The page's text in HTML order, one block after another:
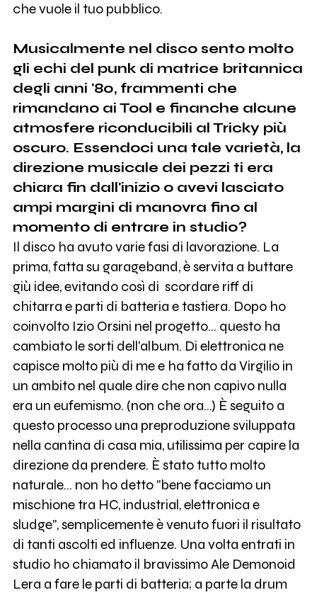
che vuole il tuo pubblico.
Musicalmente nel disco sento molto
gli echi del punk di matrice britannica
degli anni '80, frammenti che
rimandano ai Tool e finanche alcune
atmosfere riconducibili al Tricky più
oscuro. Essendoci una tale varietà, la
direzione musicale dei pezzi ti era
chiara fin dall'inizio o avevi lasciato
ampi margini di manovra fino al
momento di entrare in studio?
Il disco ha avuto varie fasi di lavorazione. La
prima, fatta su garageband, è servita a buttare
giù idee, evitando così di scordare riff di
chitarra e parti di batteria e tastiera. Dopo ho
coinvolto Izio Orsini nel progetto... questo ha
cambiato le sorti dell'album. Di elettronica ne
capisce molto più di me e ha fatto da Virgilio in
un ambito nel quale dire che non capivo nulla
era un eufemismo. (non che ora...) È seguito a
questo processo una preproduzione sviluppata
nella cantina di casa mia, utilissima per capire la
direzione da prendere. È stato tutto molto
naturale... non ho detto "bene facciamo un
mischione tra HC, industrial, elettronica e
sludge", semplicemente è venuto fuori il risultato
di tanti ascolti ed influenze. Una volta entrati in
studio ho chiamato il bravissimo Ale Demonoid
Lera a fare le parti di batteria; a parte la drum